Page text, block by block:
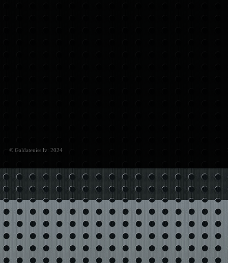
© Galdateniss.lv: 2024